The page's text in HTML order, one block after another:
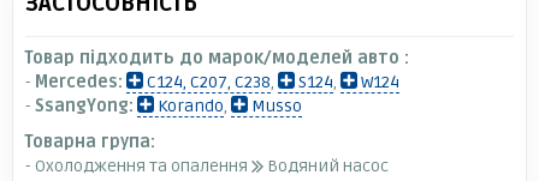
Товар підходить до марок/моделей авто :
- Mercedes: C124, C207, C238, S124,
W124
- SsangYong: Korando,
Musso
Товарна група:
- Охолодження та опалення
Водяний насос